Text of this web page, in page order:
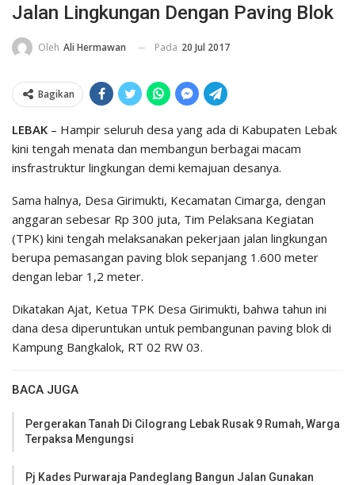
Jalan Lingkungan Dengan Paving Blok
Oleh Ali Hermawan Pada 20 Jul 2017
Bagikan
LEBAK – Hampir seluruh desa yang ada di Kabupaten Lebak
kini tengah menata dan membangun berbagai macam
insfrastruktur lingkungan demi kemajuan desanya.
Sama halnya, Desa Girimukti, Kecamatan Cimarga, dengan
anggaran sebesar Rp 300 juta, Tim Pelaksana Kegiatan
(TPK) kini tengah melaksanakan pekerjaan jalan lingkungan
berupa pemasangan paving blok sepanjang 1.600 meter
dengan lebar 1,2 meter.
Dikatakan Ajat, Ketua TPK Desa Girimukti, bahwa tahun ini
dana desa diperuntukan untuk pembangunan paving blok di
Kampung Bangkalok, RT 02 RW 03.
BACA JUGA
Pergerakan Tanah Di Cilograng Lebak Rusak 9 Rumah, Warga
Terpaksa Mengungsi
Pj Kades Purwaraja Pandeglang Bangun Jalan Gunakan